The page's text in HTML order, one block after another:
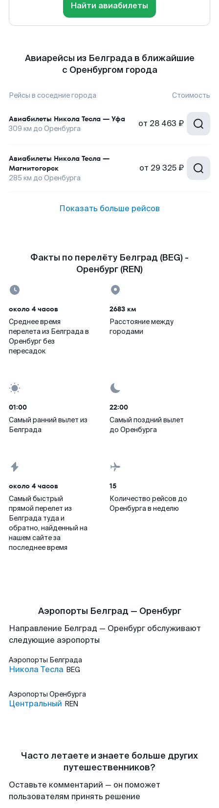
Найти авиабилеты
Авиарейсы из Белграда в ближайшие
с Оренбургом города
Рейсы в соседние города Стоимость
Авиабилеты Никола Тесла — Уфа
309 км до Оренбурга от 28 463 ₽
Авиабилеты Никола Тесла —
Магнитогорск
285 км до Оренбурга
от 29 325 ₽
Показать больше рейсов
Факты по перелёту Белград (BEG) -
Оренбург (REN)
около 4 часов
Среднее время
перелета из Белграда в
Оренбург без
пересадок
2683 км
Расстояние между
городами
01:00
Самый ранний вылет из
Белграда
22:00
Самый поздний вылет
до Оренбурга
около 4 часов
Самый быстрый
прямой перелет из
Белграда туда и
обратно, найденный на
нашем сайте за
последнее время
15
Количество рейсов до
Оренбурга в неделю
Аэропорты Белград — Оренбург
Направление Белград — Оренбург обслуживают
следующие аэропорты
Аэропорты Белграда
Никола Тесла BEG
Аэропорты Оренбурга
Центральный REN
Часто летаете и знаете больше других
путешественников?
Оставьте комментарий — он поможет
пользователям принять решение